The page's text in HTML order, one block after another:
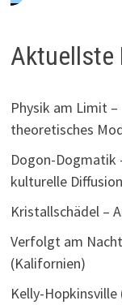
Aktuellste
Physik am Limit
theoretisches
Dogon-Dogmatik
kulturelle
Kristallschädel –
Verfolgt am
(Kalifornien)
Kelly-Hopkinsville